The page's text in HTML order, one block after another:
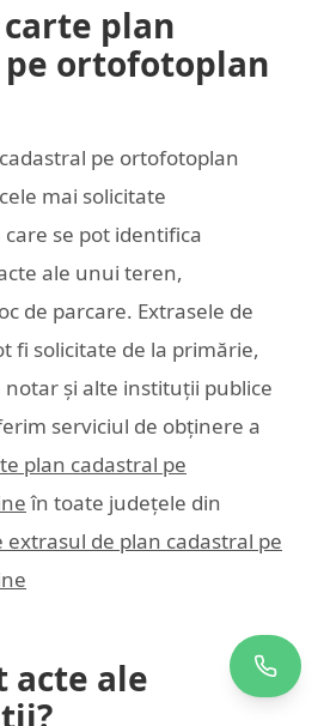
plan
ortofotoplan
pe ortofotoplan
mai solicitate
se pot identifica
ale unui teren,
de parcare. Extrasele de
fi solicitate de la primărie,
și alte instituții publice
serviciul de obținere a
plan cadastral pe
în toate județele din
extrasul de plan cadastral pe
acte ale